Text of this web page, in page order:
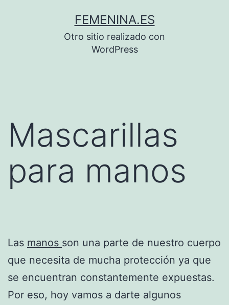
FEMENINA.ES
Otro sitio realizado con
WordPress
Mascarillas
para manos
Las manos son una parte de nuestro cuerpo
que necesita de mucha protección ya que
se encuentran constantemente expuestas.
Por eso, hoy vamos a darte algunos